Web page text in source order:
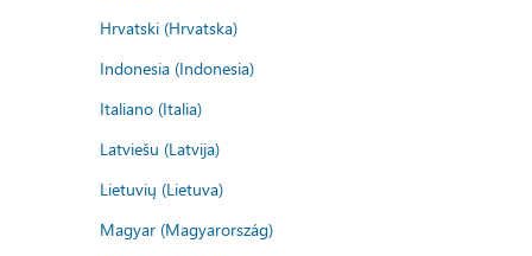
Hrvatski (Hrvatska)
Indonesia (Indonesia)
Italiano (Italia)
Latviešu (Latvija)
Lietuvių (Lietuva)
Magyar (Magyarország)